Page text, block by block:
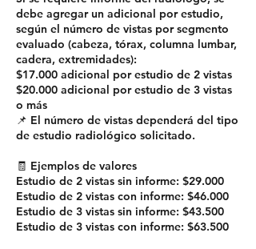
debe agregar un adicional por estudio,
según el número de vistas por segmento
evaluado (cabeza, tórax, columna lumbar,
cadera, extremidades):
$17.000 adicional por estudio de 2 vistas
$20.000 adicional por estudio de 3 vistas
o más
📌 El número de vistas dependerá del tipo
de estudio radiológico solicitado.
🧾 Ejemplos de valores
Estudio de 2 vistas sin informe: $29.000
Estudio de 2 vistas con informe: $46.000
Estudio de 3 vistas sin informe: $43.500
Estudio de 3 vistas con informe: $63.500